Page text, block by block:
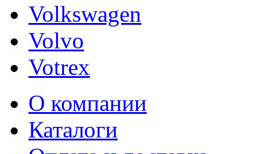
Volkswagen
Volvo
Votrex
О компании
Каталоги